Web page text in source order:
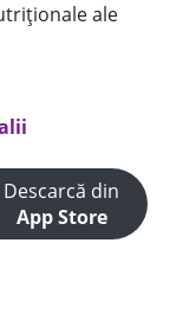
ale
Descarcă din
App Store